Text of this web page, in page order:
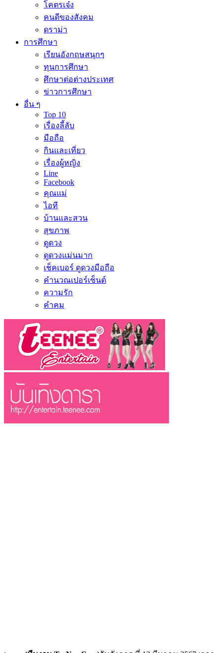
โคตรเจ๋ง
คนดีของสังคม
ดราม่า
การศึกษา
เรียนอังกฤษสนุกๆ
ทุนการศึกษา
ศึกษาต่อต่างประเทศ
ข่าวการศึกษา
อื่น ๆ
Top 10
เรื่องลี้ลับ
มือถือ
กินและเที่ยว
เรื่องผู้หญิง
Line
Facebook
คุณแม่
ไอที
บ้านและสวน
สุขภาพ
ดูดวง
ดูดวงแม่นมาก
เช็คเบอร์ ดูดวงมือถือ
คำนวณเปอร์เซ็นต์
ความรัก
คำคม